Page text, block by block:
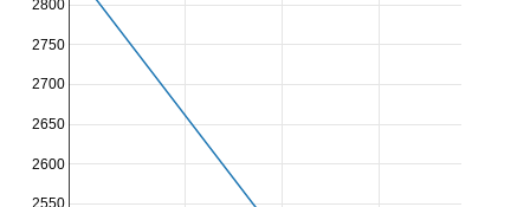
2600
2650
2700
2750
2800